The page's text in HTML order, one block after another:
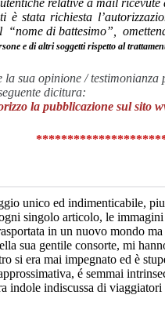
relative a mail
è stata richiesta
“nome di battesimo”,
e di altri soggetti rispetto al
la sua opinione /
dicitura:
la pubblicazione sul
unico ed indimenticabile,
singolo articolo, le
in un nuovo mondo
sua gentile consorte, mi
si era mai impegnato ed è
é semmai
indole indiscussa di